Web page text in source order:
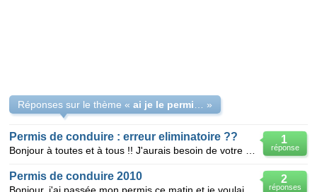
Réponses sur le thème « »
1
réponse
Permis de conduire : erreur eliminatoire ??
2
réponses
Permis de conduire 2010